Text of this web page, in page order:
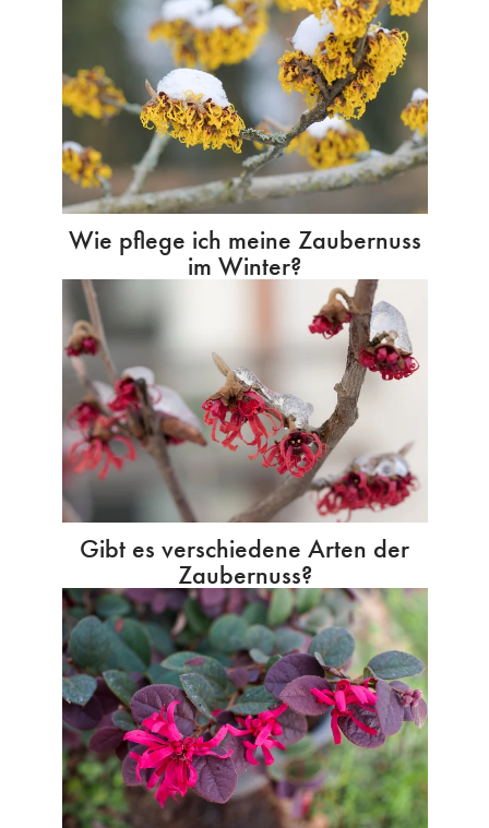
Wie pflege ich meine Zaubernuss
im Winter?
Gibt es verschiedene Arten der
Zaubernuss?